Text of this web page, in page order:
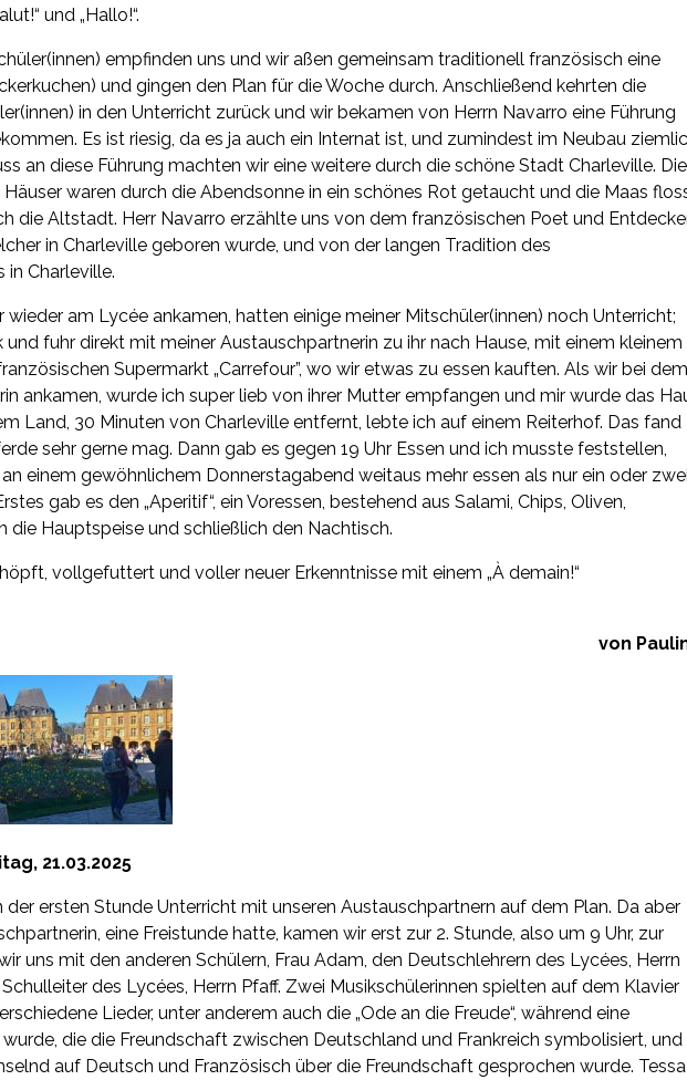
und „Hallo!“.
empfinden uns und wir aßen gemeinsam traditionell französisch eine
und gingen den Plan für die Woche durch. Anschließend kehrten die
in den Unterricht zurück und wir bekamen von Herrn Navarro eine Führung
Es ist riesig, da es ja auch ein Internat ist, und zumindest im Neubau
an diese Führung machten wir eine weitere durch die schöne Stadt Charleville. Die
waren durch die Abendsonne in ein schönes Rot getaucht und die Maas
die Altstadt. Herr Navarro erzählte uns von dem französischen Poet und
in Charleville geboren wurde, und von der langen Tradition des
in Charleville.
wieder am Lycée ankamen, hatten einige meiner Mitschüler(innen) noch Unterricht;
fuhr direkt mit meiner Austauschpartnerin zu ihr nach Hause, mit einem kleinem
Supermarkt „Carrefour”, wo wir etwas zu essen kauften. Als wir bei
ankamen, wurde ich super lieb von ihrer Mutter empfangen und mir wurde das
Land, 30 Minuten von Charleville entfernt, lebte ich auf einem Reiterhof. Das fand
sehr gerne mag. Dann gab es gegen 19 Uhr Essen und ich musste feststellen,
einem gewöhnlichem Donnerstagabend weitaus mehr essen als nur ein oder
gab es den „Aperitif“, ein Voressen, bestehend aus Salami, Chips, Oliven,
die Hauptspeise und schließlich den Nachtisch.
vollgefuttert und voller neuer Erkenntnisse mit einem „À demain!“
von
21.03.2025
der ersten Stunde Unterricht mit unseren Austauschpartnern auf dem Plan. Da aber
eine Freistunde hatte, kamen wir erst zur 2. Stunde, also um 9 Uhr, zur
uns mit den anderen Schülern, Frau Adam, den Deutschlehrern des Lycées, Herrn
des Lycées, Herrn Pfaff. Zwei Musikschülerinnen spielten auf dem Klavier
Lieder, unter anderem auch die „Ode an die Freude“, während eine
die die Freundschaft zwischen Deutschland und Frankreich symbolisiert, und
auf Deutsch und Französisch über die Freundschaft gesprochen wurde. Tessa